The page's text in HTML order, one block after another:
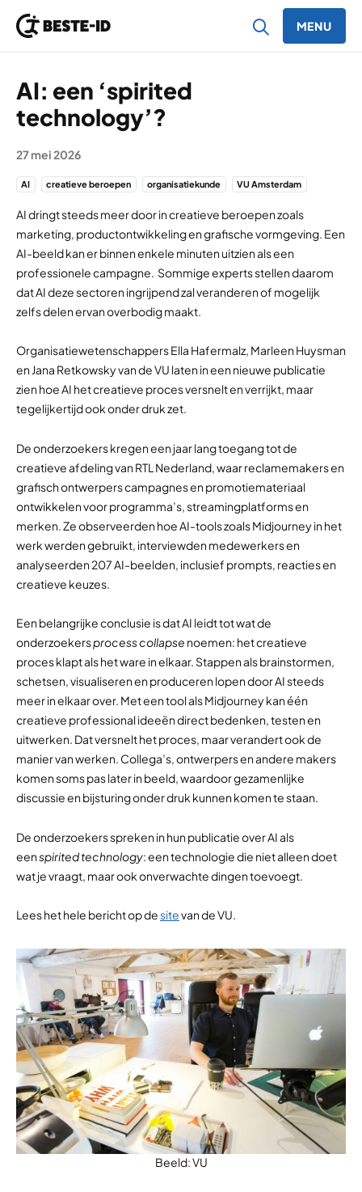
MENU
AI: een ‘spirited
technology’?
27 mei 2026
AI creatieve beroepen organisatiekunde VU Amsterdam
AI dringt steeds meer door in creatieve beroepen zoals
marketing, productontwikkeling en grafische vormgeving. Een
AI-beeld kan er binnen enkele minuten uitzien als een
professionele campagne. Sommige experts stellen daarom
dat AI deze sectoren ingrijpend zal veranderen of mogelijk
zelfs delen ervan overbodig maakt.
Organisatiewetenschappers Ella Hafermalz, Marleen Huysman
en Jana Retkowsky van de VU laten in een nieuwe publicatie
zien hoe AI het creatieve proces versnelt en verrijkt, maar
tegelijkertijd ook onder druk zet.
De onderzoekers kregen een jaar lang toegang tot de
creatieve afdeling van RTL Nederland, waar reclamemakers en
grafisch ontwerpers campagnes en promotiemateriaal
ontwikkelen voor programma’s, streamingplatforms en
merken. Ze observeerden hoe AI-tools zoals Midjourney in het
werk werden gebruikt, interviewden medewerkers en
analyseerden 207 AI-beelden, inclusief prompts, reacties en
creatieve keuzes.
Een belangrijke conclusie is dat AI leidt tot wat de
onderzoekersprocess collapse noemen: het creatieve
proces klapt als het ware in elkaar. Stappen als brainstormen,
schetsen, visualiseren en produceren lopen door AI steeds
meer in elkaar over. Met een tool als Midjourney kan één
creatieve professional ideeën direct bedenken, testen en
uitwerken. Dat versnelt het proces, maar verandert ook de
manier van werken. Collega’s, ontwerpers en andere makers
komen soms pas later in beeld, waardoor gezamenlijke
discussie en bijsturing onder druk kunnen komen te staan.
De onderzoekers spreken in hun publicatie over AI als
een spirited technology: een technologie die niet alleen doet
wat je vraagt, maar ook onverwachte dingen toevoegt.
Lees het hele bericht op desitevan de VU.
Beeld: VU